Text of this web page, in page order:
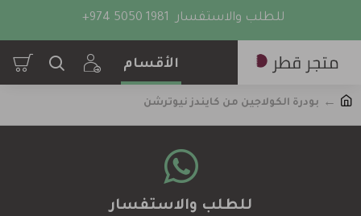
للطلب والاستفسار +974 5050 1981
بودرة الكولاجين من كايندز نيوترشن
للطلب والاستفسار